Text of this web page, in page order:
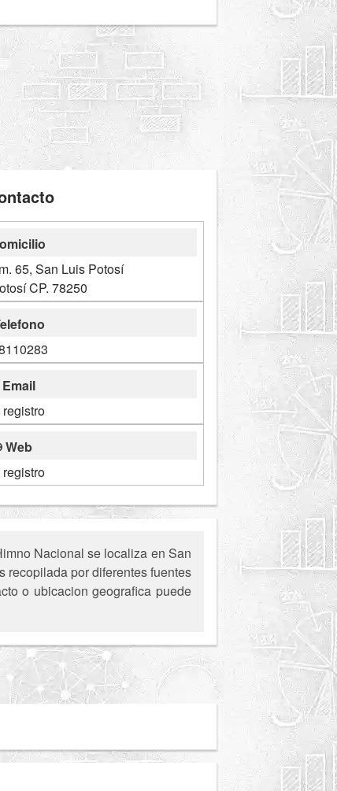
65, San Luis Potosí
CP. 78250
Email
Web
Nacional se localiza en San
recopilada por diferentes fuentes
o ubicacion geografica puede